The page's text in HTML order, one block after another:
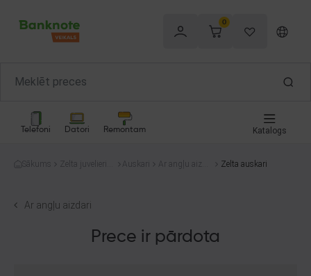
0
Telefoni Datori Remontam Katalogs
Sākums
Zelta juvelierizs
Auskari
Ar angļu aizda
Zelta auskari
Ar angļu aizdari
Prece ir pārdota